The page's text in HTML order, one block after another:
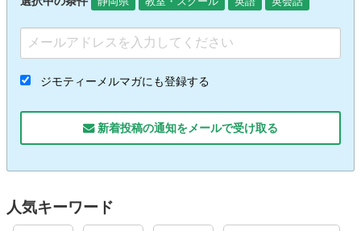
ジモティーメルマガにも登録する
新着投稿の通知をメールで受け取る
人気キーワード